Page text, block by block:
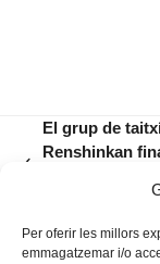
Per oferir les millors
emmagatzemar i/o
El grup de
Renshinkan